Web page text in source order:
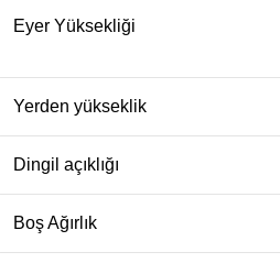
Eyer Yüksekliği
Yerden yükseklik
Dingil açıklığı
Boş Ağırlık